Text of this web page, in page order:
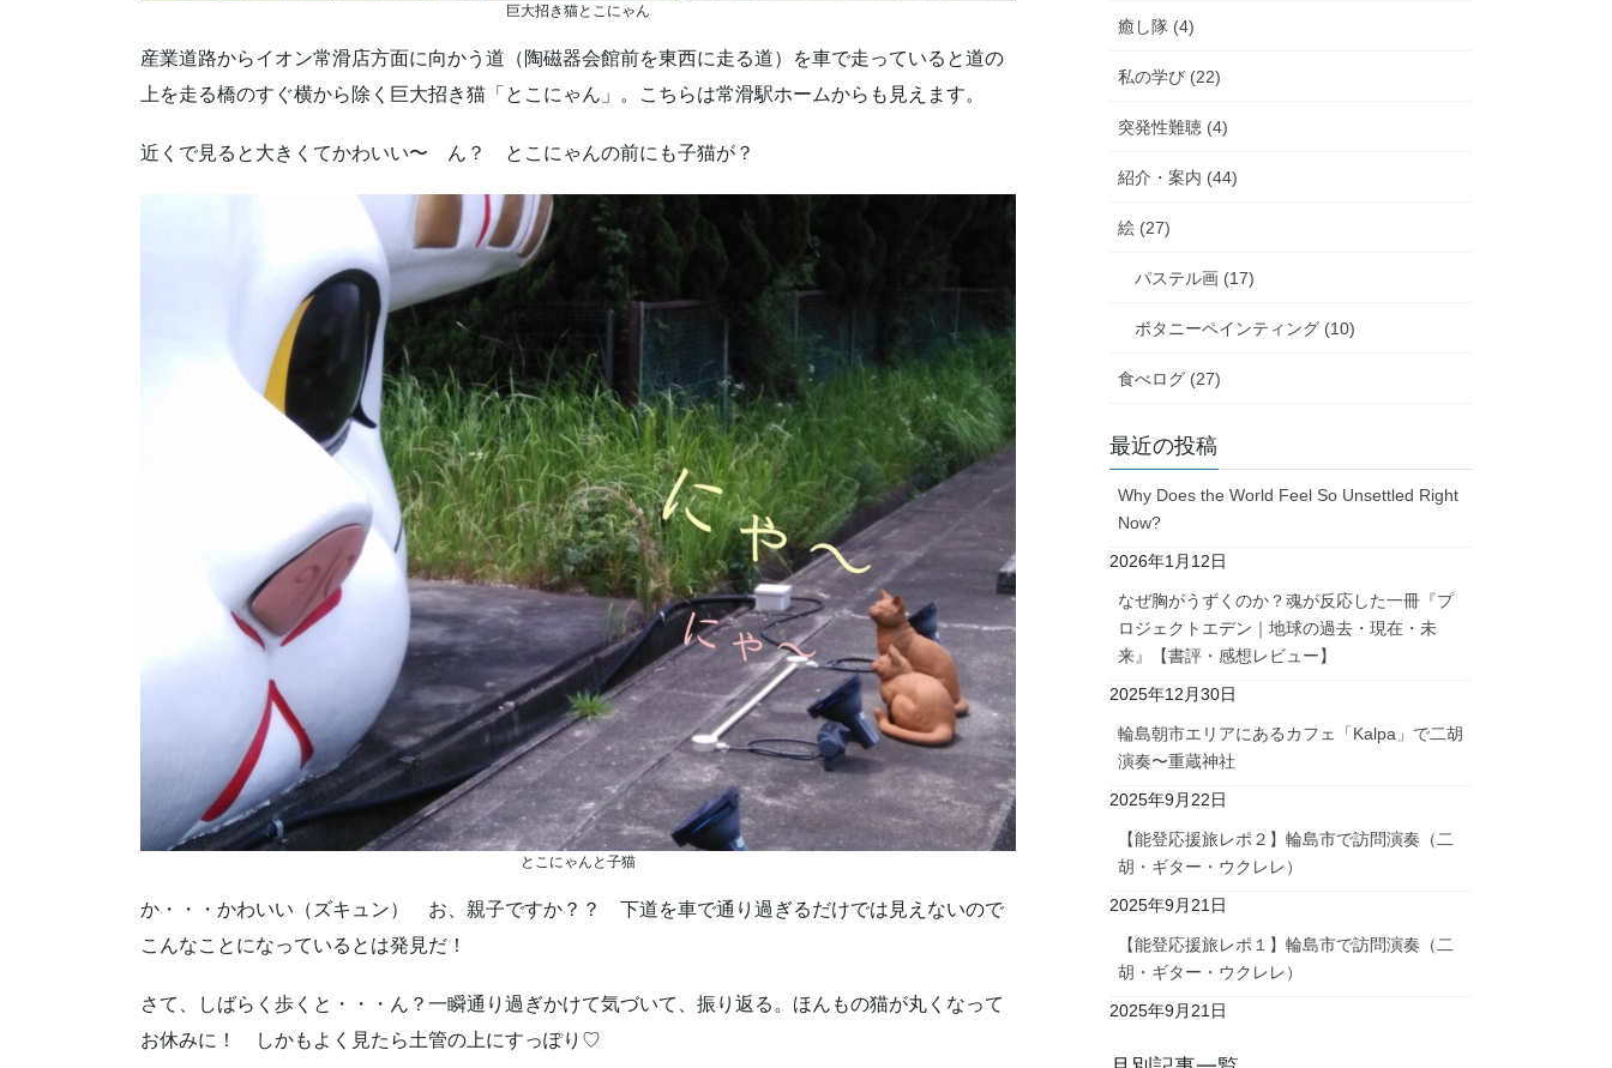
巨大招き猫とこにゃん
産業道路からイオン常滑店方面に向かう道（陶磁器会館前を東西に走る道）を車で走っていると道の
上を走る橋のすぐ横から除く巨大招き猫「とこにゃん」。こちらは常滑駅ホームからも見えます。
近くで見ると大きくてかわいい〜 ん？ とこにゃんの前にも子猫が？
とこにゃんと子猫
か・・・かわいい（ズキュン） お、親子ですか？？ 下道を車で通り過ぎるだけでは見えないので
こんなことになっているとは発見だ！
さて、しばらく歩くと・・・ん？一瞬通り過ぎかけて気づいて、振り返る。ほんもの猫が丸くなって
お休みに！ しかもよく見たら土管の上にすっぽり♡
癒し隊 (4)
私の学び (22)
突発性難聴 (4)
紹介・案内 (44)
絵 (27)
パステル画 (17)
ボタニーペインティング (10)
食べログ (27)
最近の投稿
Why Does the World Feel So Unsettled Right
Now?
2026年1月12日
なぜ胸がうずくのか？魂が反応した一冊『プ
ロジェクトエデン｜地球の過去・現在・未
来』【書評・感想レビュー】
2025年12月30日
輪島朝市エリアにあるカフェ「Kalpa」で二胡
演奏〜重蔵神社
2025年9月22日
【能登応援旅レポ２】輪島市で訪問演奏（二
胡・ギター・ウクレレ）
2025年9月21日
【能登応援旅レポ１】輪島市で訪問演奏（二
胡・ギター・ウクレレ）
2025年9月21日